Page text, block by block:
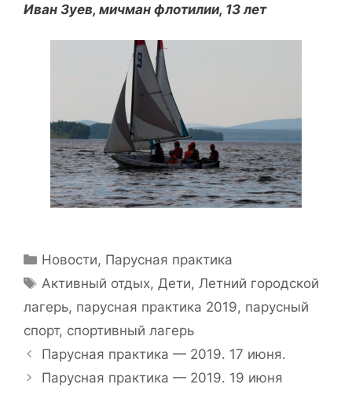
Иван Зуев, мичман флотилии, 13 лет
Рубрики
Новости, Парусная практика
Метки
Активный отдых,Дети,Летний городской
лагерь, парусная практика 2019, парусный
спорт, спортивный лагерь
Навигация
записи
Парусная практика — 2019. 17 июня.
Парусная практика — 2019. 19 июня